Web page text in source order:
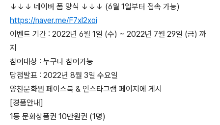
↓↓↓ 네이버 폼 양식 ↓↓↓ (6월 1일부터 접속 가능)
https://naver.me/F7xl2xoi
이벤트 기간 : 2022년 6월 1일 (수) ~ 2022년 7월 29일 (금) 까
지
참여대상 : 누구나 참여가능
당첨발표 : 2022년 8월 3일 수요일
양천문화원 페이스북 & 인스타그램 페이지에 게시
[경품안내]
1등 문화상품권 10만원권 (1명)